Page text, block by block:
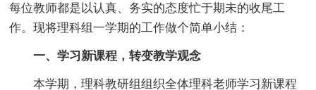
每位教师都是以认真、务实的态度忙于期未的收尾工
作。现将理科组一学期的工作做个简单小结：
一、学习新课程，转变教学观念
本学期，理科教研组组织全体理科老师学习新课程